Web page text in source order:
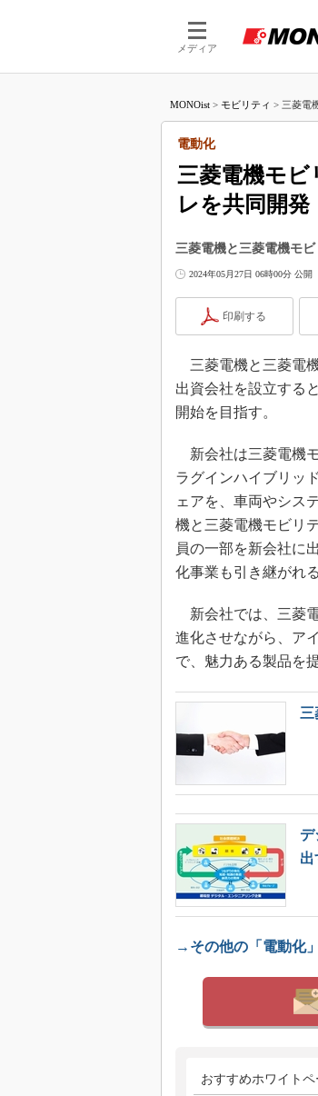
メディア
MONOist > モビリティ > 三菱電
三菱電機モビ
レを共同開発
電動化
三菱電機と三菱電機モ
2024年05月27日 06時00分 公開
印刷する
三菱電機と三菱電
出資会社を設立する
開始を目指す。
新会社は三菱電機
ラグインハイブリッ
ェアを、車両やシス
機と三菱電機モビリ
員の一部を新会社に
化事業も引き継がれる
新会社では、三菱
進化させながら、ア
で、魅力ある製品を
三
デ
出
→その他の「電動化
おすすめホワイトペ